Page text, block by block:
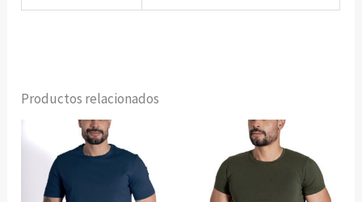
Productos relacionados